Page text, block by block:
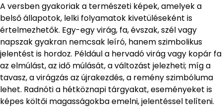
A versben gyakoriak a természeti képek, amelyek a
belső állapotok, lelki folyamatok kivetüléseként is
értelmezhetők. Egy-egy virág, fa, évszak, szél vagy
napszak gyakran nemcsak leíró, hanem szimbolikus
jelentést is hordoz. Például a hervadó virág vagy kopár fa
az elmúlást, az idő múlását, a változást jelezheti; míg a
tavasz, a virágzás az újrakezdés, a remény szimbóluma
lehet. Radnóti a hétköznapi tárgyakat, eseményeket is
képes költői magasságokba emelni, jelentéssel telíteni.